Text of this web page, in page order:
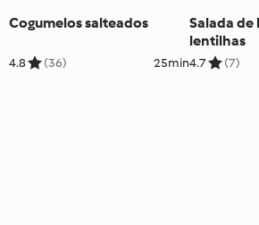
Cogumelos salteados
4.8 (36) 25min
Salada de
lentilhas
4.7 (7)